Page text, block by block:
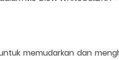
memudarkan dan